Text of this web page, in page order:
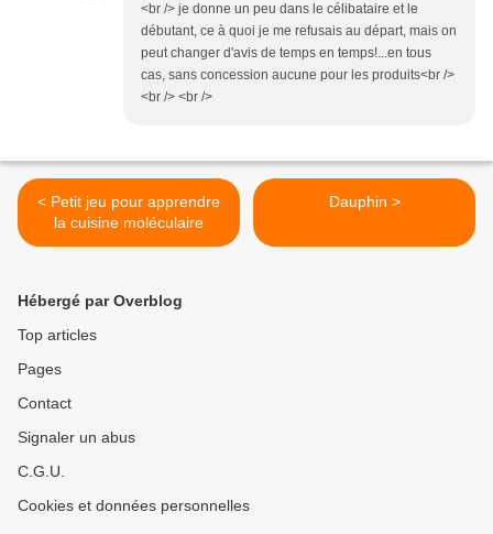
<br /> je donne un peu dans le célibataire et le
débutant, ce à quoi je me refusais au départ, mais on
peut changer d'avis de temps en temps!...en tous
cas, sans concession aucune pour les produits<br />
<br /> <br />
< Petit jeu pour apprendre
la cuisine moléculaire
Dauphin >
Hébergé par Overblog
Top articles
Pages
Contact
Signaler un abus
C.G.U.
Cookies et données personnelles